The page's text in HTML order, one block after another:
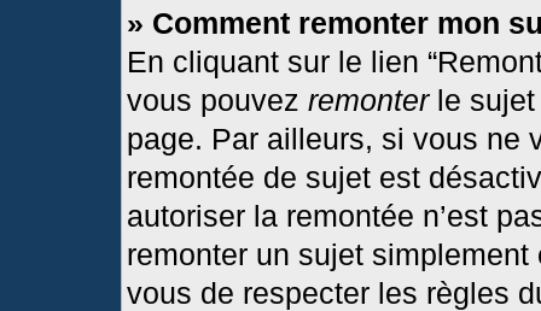
» Comment remonter mon
En cliquant sur le lien
vous pouvez remonterle sujet
page. Par ailleurs, si vous ne
remontée de sujet est
autoriser la remontée n’est
remonter un sujet
vous de respecter les règles